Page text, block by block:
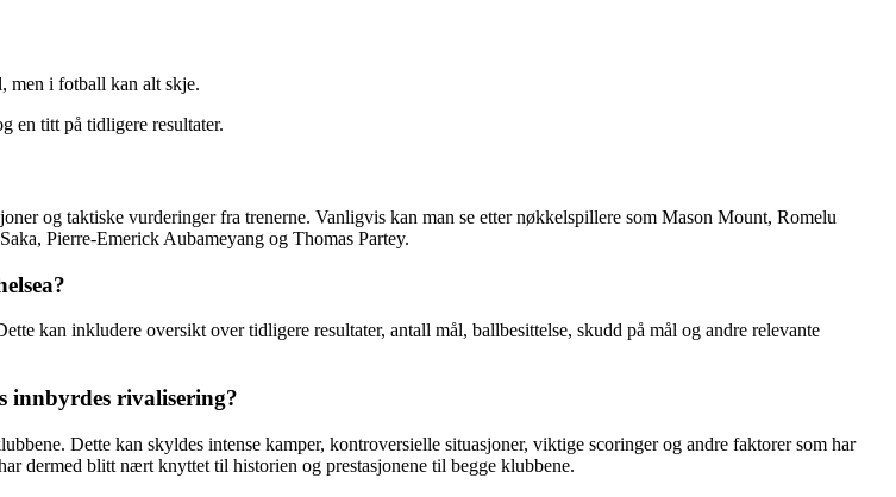
men i fotball kan alt skje.
en titt på tidligere resultater.
og taktiske vurderinger fra trenerne. Vanligvis kan man se etter nøkkelspillere som Mason Mount, Romelu
Pierre-Emerick Aubameyang og Thomas Partey.
kan inkludere oversikt over tidligere resultater, antall mål, ballbesittelse, skudd på mål og andre relevante
innbyrdes rivalisering?
Dette kan skyldes intense kamper, kontroversielle situasjoner, viktige scoringer og andre faktorer som har
dermed blitt nært knyttet til historien og prestasjonene til begge klubbene.